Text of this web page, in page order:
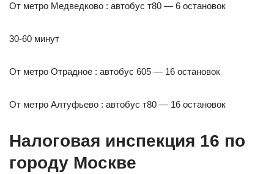
От метро Медведково : автобус т80 — 6 остановок
30-60 минут
От метро Отрадное : автобус 605 — 16 остановок
От метро Алтуфьево : автобус т80 — 16 остановок
Налоговая инспекция 16 по
городу Москве